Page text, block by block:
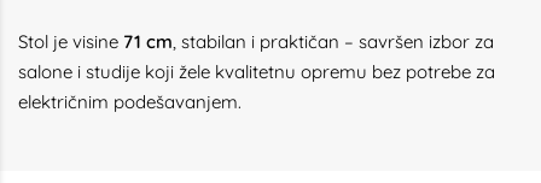
Stol je visine 71 cm, stabilan i praktičan – savršen izbor za
salone i studije koji žele kvalitetnu opremu bez potrebe za
električnim podešavanjem.